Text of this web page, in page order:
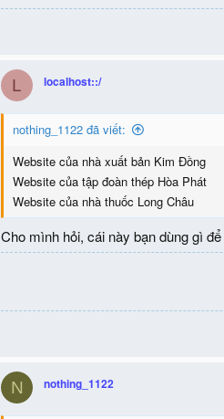
L localhost::/
nothing_1122 đã viết:
Website của nhà xuất bản Kim Đồng
Website của tập đoàn thép Hòa Phát
Website của nhà thuốc Long Châu
Cho mình hỏi, cái này bạn dùng gì
N nothing_1122